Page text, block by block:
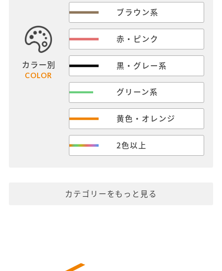
カラー別
COLOR
ブラウン系
赤・ピンク
黒・グレー系
グリーン系
黄色・オレンジ
2色以上
カテゴリーをもっと見る